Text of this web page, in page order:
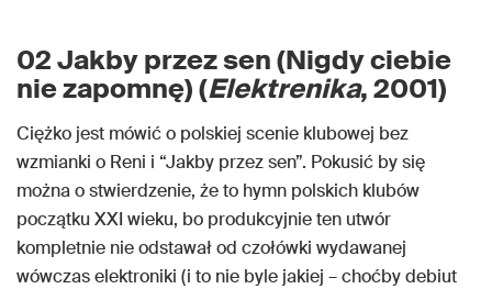
02 Jakby przez sen (Nigdy ciebie
nie zapomnę) (Elektrenika, 2001)
Ciężko jest mówić o polskiej scenie klubowej bez
wzmianki o Reni i “Jakby przez sen”. Pokusić by się
można o stwierdzenie, że to hymn polskich klubów
początku XXI wieku, bo produkcyjnie ten utwór
kompletnie nie odstawał od czołówki wydawanej
wówczas elektroniki (i to nie byle jakiej – choćby debiut